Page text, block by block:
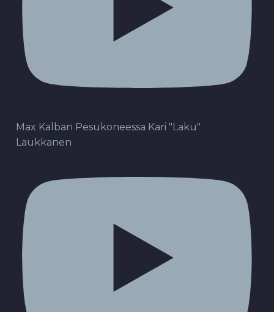
Max Kalban Pesukoneessa Kari "Laku"
Laukkanen